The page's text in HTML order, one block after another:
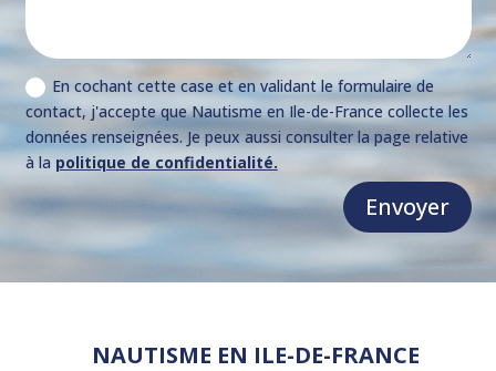
En cochant cette case et en validant le formulaire de
contact, j'accepte que Nautisme en Ile-de-France collecte les
données renseignées. Je peux aussi consulter la page relative
à la politique de confidentialité.
Envoyer
NAUTISME EN ILE-DE-FRANCE